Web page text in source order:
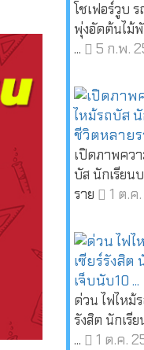
โชเฟอร์วูบ
พุ่งอัดต้นไม้พั
...
5 ก.พ.
เปิดภาพควา
บัส นักเรียน
ราย
1 ต.ค
ด่วน ไฟไหม้
รังสิต นักเรี
...
1 ต.ค.